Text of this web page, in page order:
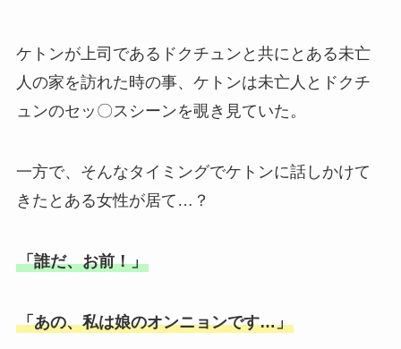
ケトンが上司であるドクチュンと共にとある未亡
人の家を訪れた時の事、ケトンは未亡人とドクチ
ュンのセッ〇スシーンを覗き見ていた。
一方で、そんなタイミングでケトンに話しかけて
きたとある女性が居て…？
「誰だ、お前！」
「あの、私は娘のオンニョンです…」